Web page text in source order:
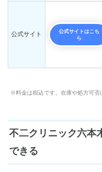
公式サイト
公式サイトはこち
ら
※料金は税込です。在庫や処方可否
不二クリニック六本
できる